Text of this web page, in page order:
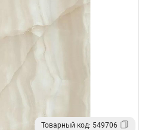
Товарный код: 549706